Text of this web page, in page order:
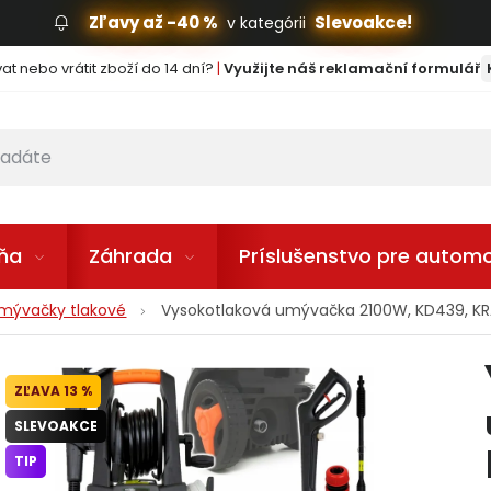
Zľavy až -40 % v kategórii Slevoakce!
nebo vrátit zboží do 14 dní? | Využijte náš reklamační formulář
Záhrada Príslušenstvo pre
tlakové Vysokotlaková umývačka 2100W, KD439,
13 %
SLEVOAKCE
TIP